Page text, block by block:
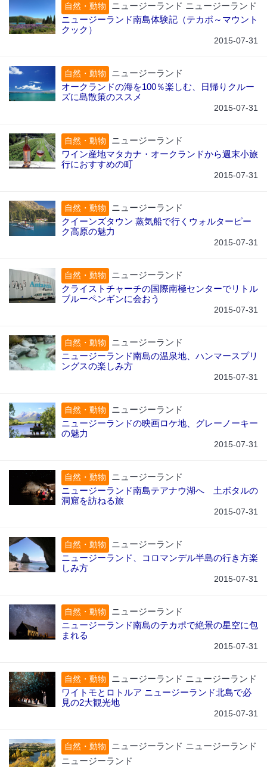
自然・動物
ニュージーランド ニュージーランド
ニュージーランド南島体験記（テカポ～マウント
クック）
2015-07-31
自然・動物
ニュージーランド
オークランドの海を100％楽しむ、日帰りクルー
ズに島散策のススメ
2015-07-31
自然・動物
ニュージーランド
ワイン産地マタカナ・オークランドから週末小旅
行におすすめの町
2015-07-31
自然・動物
ニュージーランド
クイーンズタウン 蒸気船で行くウォルターピー
ク高原の魅力
2015-07-31
自然・動物
ニュージーランド
クライストチャーチの国際南極センターでリトル
ブルーペンギンに会おう
2015-07-31
自然・動物
ニュージーランド
ニュージーランド南島の温泉地、ハンマースプリ
ングスの楽しみ方
2015-07-31
自然・動物
ニュージーランド
ニュージーランドの映画ロケ地、グレーノーキー
の魅力
2015-07-31
自然・動物
ニュージーランド
ニュージーランド南島テアナウ湖へ 土ボタルの
洞窟を訪ねる旅
2015-07-31
自然・動物
ニュージーランド
ニュージーランド、コロマンデル半島の行き方楽
しみ方
2015-07-31
自然・動物
ニュージーランド
ニュージーランド南島のテカポで絶景の星空に包
まれる
2015-07-31
自然・動物
ニュージーランド ニュージーランド
ワイトモとロトルア ニュージーランド北島で必
見の2大観光地
2015-07-31
自然・動物
ニュージーランド ニュージーランド
ニュージーランド